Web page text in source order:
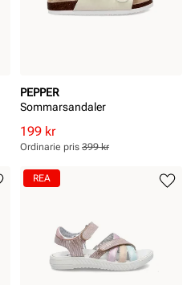
PEPPER
Sommarsandaler
Rabatterat
pris
Pris
199 kr
Ordinarie
pris
Pris
Ordinarie pris 399 kr
REA